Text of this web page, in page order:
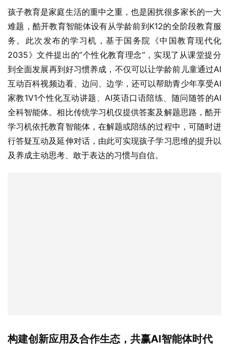
家教1V1个性化互动讲题、AI英语口语陪练、随问随答的AI
全科智能体。相比传统学习机仅提供答案及解题思路，酷开
学习机依托教育智能体，在解题或陪练的过程中，可随时进
行答疑互动及延伸对话，由此可实现孩子学习思维的提升以
及养成主动思考、敢于表达的习惯与自信。